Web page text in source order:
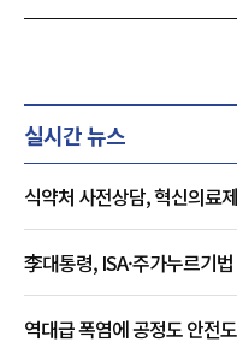
실시간 뉴스
식약처 사전상담, 혁신의료
李대통령, ISA·주가누르기
역대급 폭염에 공정도 안전